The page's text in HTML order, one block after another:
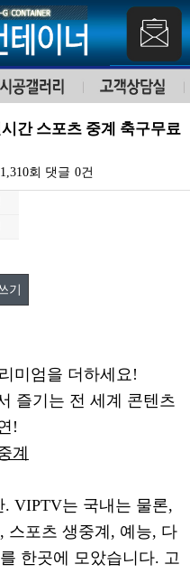
간 스포츠 중계 축구무료
1,310회 댓글 0건
기
미엄을 더하세요!
즐기는 전 세계 콘텐츠
!
계
VIPTV는 국내는 물론,
스포츠 생중계, 예능, 다
한곳에 모았습니다. 고